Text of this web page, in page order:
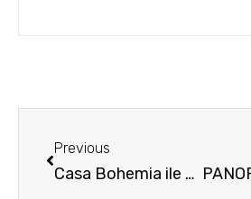
Previous
Casa Bohemia ile Thassos Adası’nda Sakin Bir Yaşamı Keşfedin. Yatırımcılar İçin İdeal